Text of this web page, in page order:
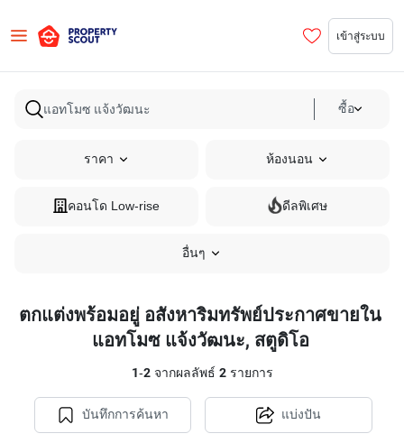
เข้าสู่ระบบ
ซื้อ
ราคา ห้องนอน
คอนโด Low-rise ดีลพิเศษ
อื่นๆ
ตกแต่งพร้อมอยู่ อสังหาริมทรัพย์ประกาศขายใน
แอทโมซ แจ้งวัฒนะ, สตูดิโอ
1-2จากผลลัพธ์ 2รายการ
บันทึกการค้นหา แบ่งปัน